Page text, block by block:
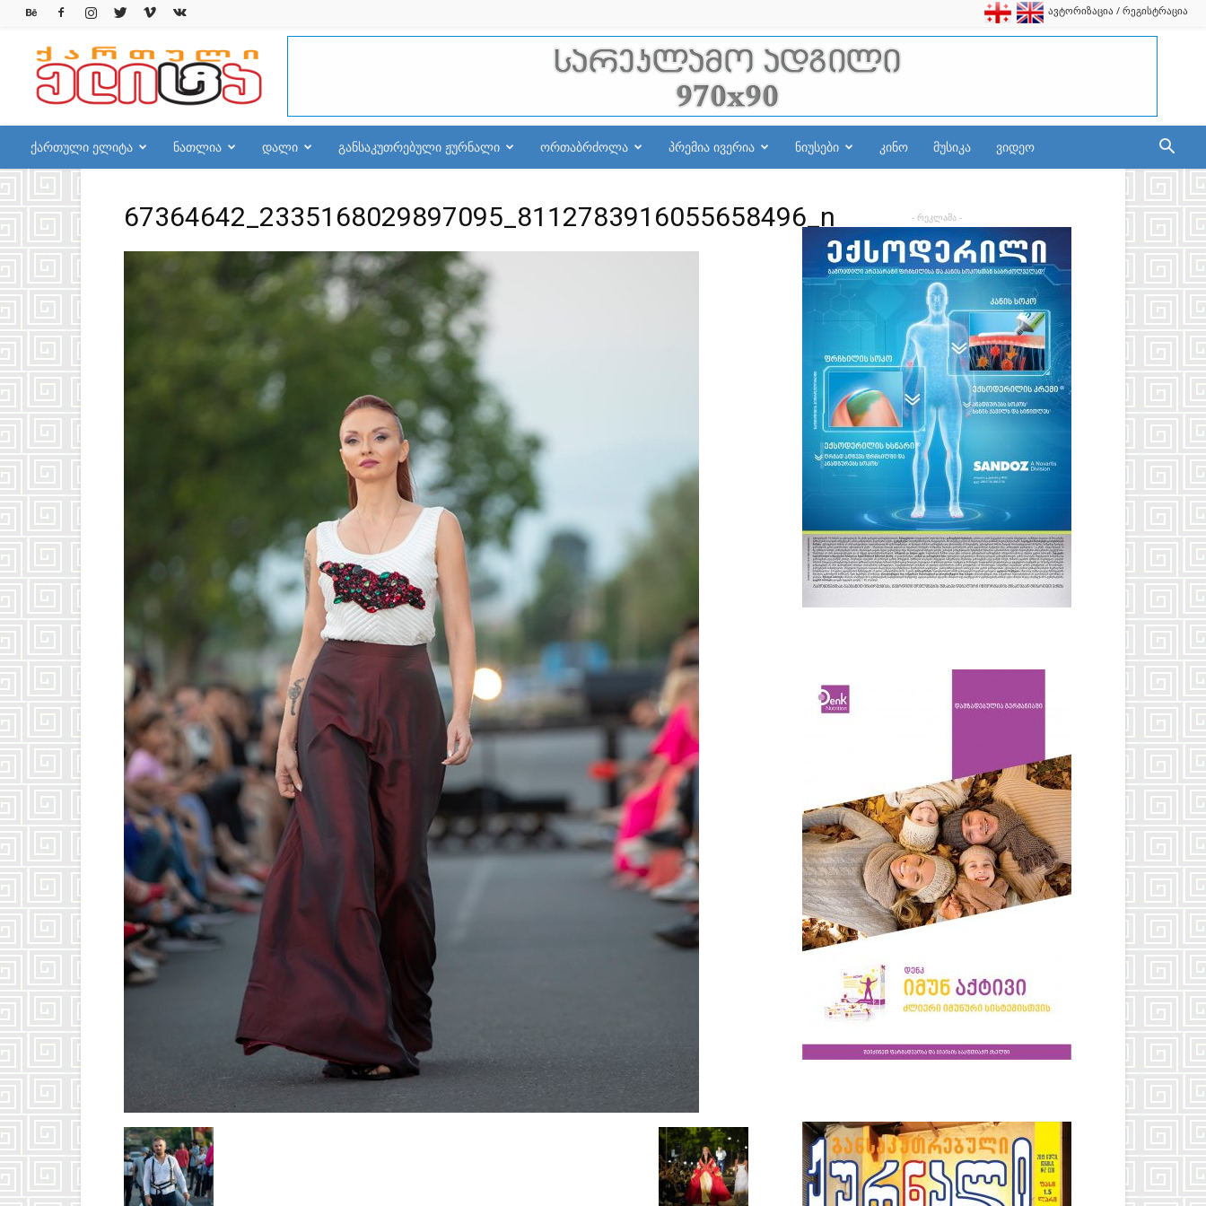
ავტორიზაცია / რეგისტრაცია
qelite.info
ქართული ელიტა ნათლია დალი განსაკუთრებული ჟურნალი ორთაბრძოლა პრემია ივერია ნიუსები კინო მუსიკა ვიდეო
67364642_2335168029897095_8112783916055658496_n - რეკლამა -